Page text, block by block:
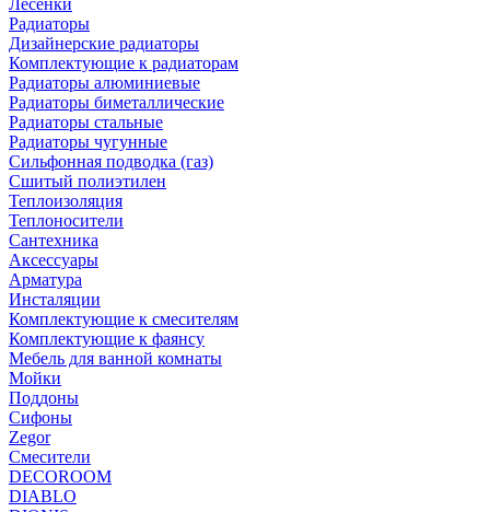
Лесенки
Радиаторы
Дизайнерские радиаторы
Комплектующие к радиаторам
Радиаторы алюминиевые
Радиаторы биметаллические
Радиаторы стальные
Радиаторы чугунные
Сильфонная подводка (газ)
Сшитый полиэтилен
Теплоизоляция
Теплоносители
Сантехника
Аксессуары
Арматура
Инсталяции
Комплектующие к смесителям
Комплектующие к фаянсу
Мебель для ванной комнаты
Мойки
Поддоны
Сифоны
Zegor
Смесители
DECOROOM
DIABLO